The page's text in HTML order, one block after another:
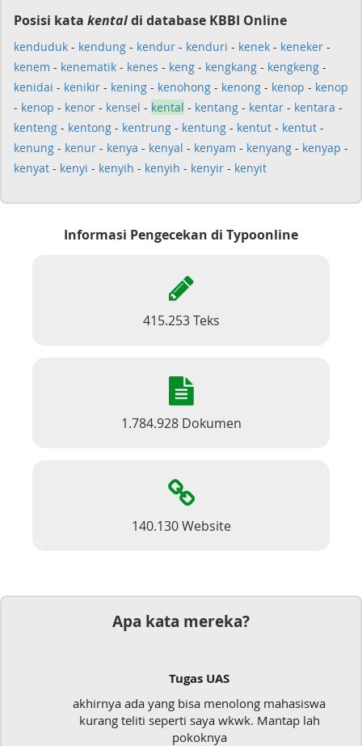
Posisi kata kentaldi database KBBI Online
kenduduk - kendung - kendur - kenduri - kenek - keneker -
kenem - kenematik - kenes - keng - kengkang - kengkeng -
kenidai - kenikir - kening - kenohong - kenong - kenop - kenop
- kenop - kenor - kensel - kental - kentang - kentar - kentara -
kenteng - kentong - kentrung - kentung - kentut - kentut -
kenung - kenur - kenya - kenyal - kenyam - kenyang - kenyap -
kenyat - kenyi - kenyih - kenyih - kenyir - kenyit
Informasi Pengecekan di Typoonline
415.253 Teks
1.784.928 Dokumen
140.130 Website
Apa kata mereka?
menolong mahasiswa
saya wkwk. Mantap lah
Mudah sekali, tinggal